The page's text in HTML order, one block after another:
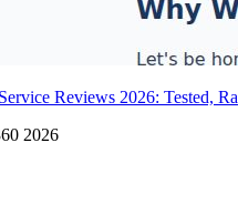
Reviews 2026: Tested, Ra
2026